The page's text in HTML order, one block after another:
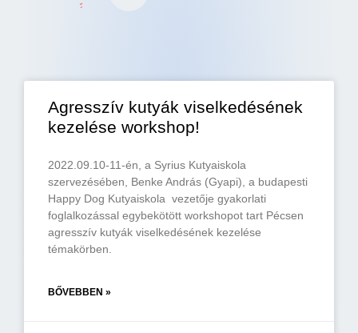
Agresszív kutyák viselkedésének
kezelése workshop!
2022.09.10-11-én, a Syrius Kutyaiskola
szervezésében, Benke András (Gyapi), a budapesti
Happy Dog Kutyaiskola vezetője gyakorlati
foglalkozással egybekötött workshopot tart Pécsen
agresszív kutyák viselkedésének kezelése
témakörben.
BŐVEBBEN »